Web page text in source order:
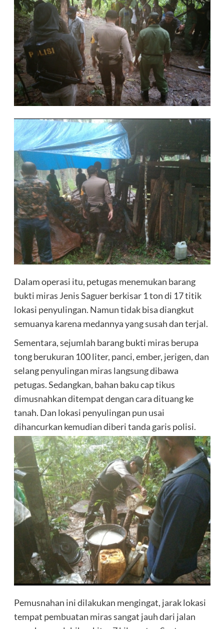
Dalam operasi itu, petugas menemukan barang
bukti miras Jenis Saguer berkisar 1 ton di 17 titik
lokasi penyulingan. Namun tidak bisa diangkut
semuanya karena medannya yang susah dan terjal.
Sementara, sejumlah barang bukti miras berupa
tong berukuran 100 liter, panci, ember, jerigen, dan
selang penyulingan miras langsung dibawa
petugas. Sedangkan, bahan baku cap tikus
dimusnahkan ditempat dengan cara dituang ke
tanah. Dan lokasi penyulingan pun usai
dihancurkan kemudian diberi tanda garis polisi.
Pemusnahan ini dilakukan mengingat, jarak lokasi
tempat pembuatan miras sangat jauh dari jalan